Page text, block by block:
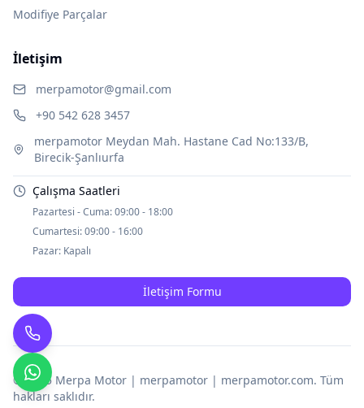
Modifiye Parçalar
İletişim
merpamotor@gmail.com
+90 542 628 3457
merpamotor Meydan Mah. Hastane Cad No:133/B,
Birecik-Şanlıurfa
Çalışma Saatleri
Pazartesi - Cuma:09:00 - 18:00
Cumartesi:09:00 - 16:00
Pazar: Kapalı
İletişim Formu
© 2025 Merpa Motor | merpamotor | merpamotor.com. Tüm
hakları saklıdır.